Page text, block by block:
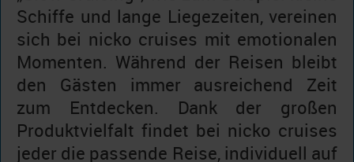
Schiffe und lange Liegezeiten, vereinen
sich bei nicko cruises mit emotionalen
Momenten. Während der Reisen bleibt
den Gästen immer ausreichend Zeit
zum Entdecken. Dank der großen
Produktvielfalt findet bei nicko cruises
jeder die passende Reise, individuell auf